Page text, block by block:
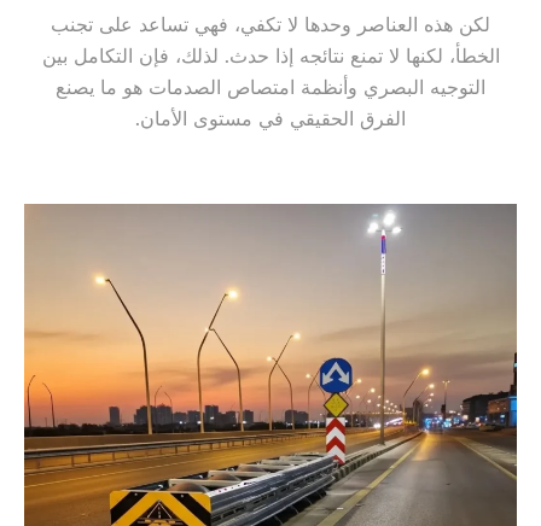
لكن هذه العناصر وحدها لا تكفي، فهي تساعد على تجنب
الخطأ، لكنها لا تمنع نتائجه إذا حدث. لذلك، فإن التكامل بين
التوجيه البصري وأنظمة امتصاص الصدمات هو ما يصنع
الفرق الحقيقي في مستوى الأمان.